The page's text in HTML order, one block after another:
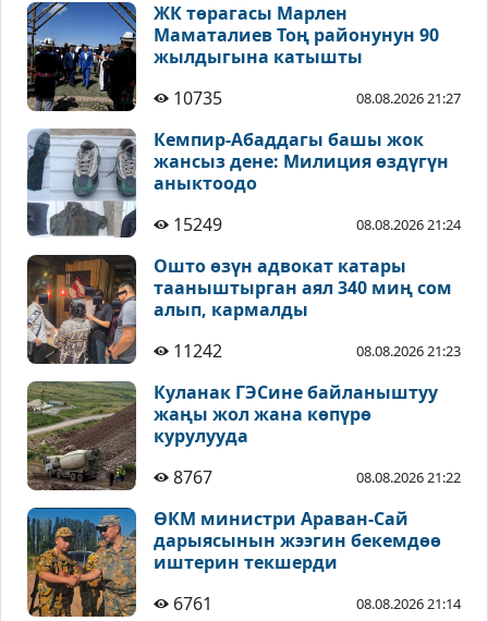
ЖК төрагасы Марлен
Маматалиев Тоң районунун 90
жылдыгына катышты
10735
08.08.2026 21:27
Кемпир-Абаддагы башы жок
жансыз дене: Милиция өздүгүн
аныктоодо
15249
08.08.2026 21:24
Ошто өзүн адвокат катары
тааныштырган аял 340 миң сом
алып, кармалды
11242
08.08.2026 21:23
Куланак ГЭСине байланыштуу
жаңы жол жана көпүрө
курулууда
8767
08.08.2026 21:22
ӨКМ министри Араван-Сай
дарыясынын жээгин бекемдөө
иштерин текшерди
6761
08.08.2026 21:14